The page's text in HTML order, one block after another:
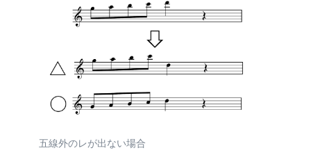
五線外のレが出ない場合